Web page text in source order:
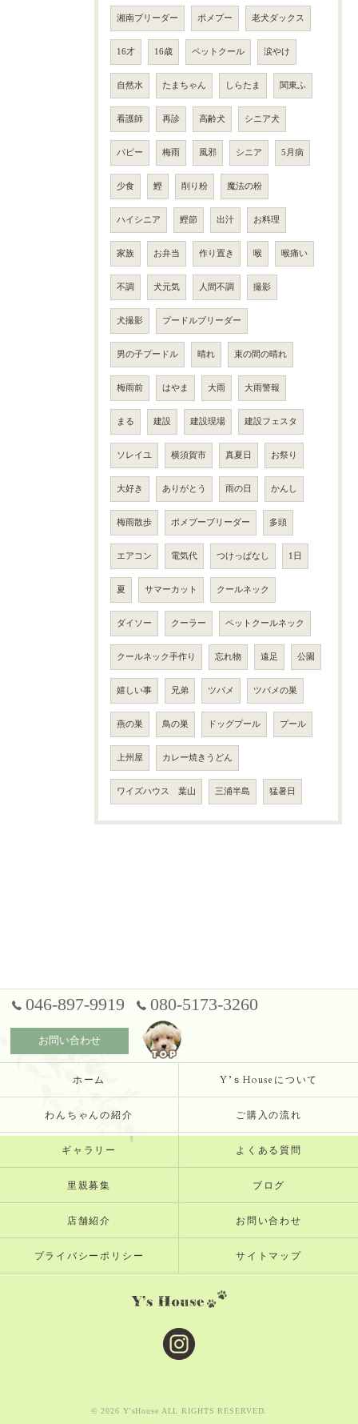
湘南ブリーダー ポメプー 老犬ダックス
16才 16歳 ペットクール 涙やけ
自然水 たまちゃん しらたま 関東ふ
看護師 再診 高齢犬 シニア犬
パピー 梅雨 風邪 シニア 5月病
少食 鰹 削り粉 魔法の粉
ハイシニア 鰹節 出汁 お料理
家族 お弁当 作り置き 喉 喉痛い
不調 犬元気 人間不調 撮影
犬撮影 プードルブリーダー
男の子プードル 晴れ 束の間の晴れ
梅雨前 はやま 大雨 大雨警報
まる 建設 建設現場 建設フェスタ
ソレイユ 横須賀市 真夏日 お祭り
大好き ありがとう 雨の日 かんし
梅雨散歩 ポメプーブリーダー 多頭
エアコン 電気代 つけっぱなし 1日
夏 サマーカット クールネック
ダイソー クーラー ペットクールネック
クールネック手作り 忘れ物 遠足 公園
嬉しい事 兄弟 ツバメ ツバメの巣
燕の巣 鳥の巣 ドッグプール プール
上州屋 カレー焼きうどん
ワイズハウス 葉山 三浦半島 猛暑日
046-897-9919 080-5173-3260
お問い合わせ
ホーム Y’ｓHouseについて
わんちゃんの紹介 ご購入の流れ
ギャラリー よくある質問
里親募集 ブログ
店舗紹介 お問い合わせ
プライバシーポリシー サイトマップ
© 2026 Y'sHouse ALL RIGHTS RESERVED.